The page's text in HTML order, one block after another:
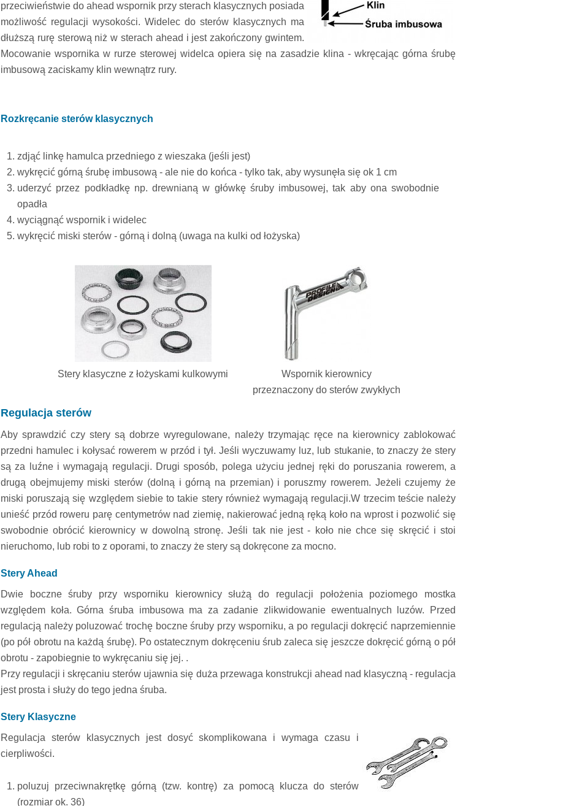
przeciwieństwie do ahead wspornik przy sterach klasycznych posiada
możliwość regulacji wysokości. Widelec do sterów klasycznych ma
dłuższą rurę sterową niż w sterach ahead i jest zakończony gwintem.
Mocowanie wspornika w rurze sterowej widelca opiera się na zasadzie klina - wkręcając górna śrubę
imbusową zaciskamy klin wewnątrz rury.
Rozkręcanie sterów klasycznych
zdjąć linkę hamulca przedniego z wieszaka (jeśli jest)
wykręcić górną śrubę imbusową - ale nie do końca - tylko tak, aby wysunęła się ok 1 cm
uderzyć przez podkładkę np. drewnianą w główkę śruby imbusowej, tak aby ona swobodnie
opadła
wyciągnąć wspornik i widelec
wykręcić miski sterów - górną i dolną (uwaga na kulki od łożyska)
Stery klasyczne z łożyskami kulkowymi
Wspornik kierownicy
przeznaczony do sterów zwykłych
Regulacja sterów
Aby sprawdzić czy stery są dobrze wyregulowane, należy trzymając ręce na kierownicy zablokować
przedni hamulec i kołysać rowerem w przód i tył. Jeśli wyczuwamy luz, lub stukanie, to znaczy że stery
są za luźne i wymagają regulacji. Drugi sposób, polega użyciu jednej ręki do poruszania rowerem, a
drugą obejmujemy miski sterów (dolną i górną na przemian) i poruszmy rowerem. Jeżeli czujemy że
miski poruszają się względem siebie to takie stery również wymagają regulacji.W trzecim teście należy
unieść przód roweru parę centymetrów nad ziemię, nakierować jedną ręką koło na wprost i pozwolić się
swobodnie obrócić kierownicy w dowolną stronę. Jeśli tak nie jest - koło nie chce się skręcić i stoi
nieruchomo, lub robi to z oporami, to znaczy że stery są dokręcone za mocno.
Stery Ahead
Dwie boczne śruby przy wsporniku kierownicy służą do regulacji położenia poziomego mostka
względem koła. Górna śruba imbusowa ma za zadanie zlikwidowanie ewentualnych luzów. Przed
regulacją należy poluzować trochę boczne śruby przy wsporniku, a po regulacji dokręcić naprzemiennie
(po pół obrotu na każdą śrubę). Po ostatecznym dokręceniu śrub zaleca się jeszcze dokręcić górną o pół
obrotu - zapobiegnie to wykręcaniu się jej. .
Przy regulacji i skręcaniu sterów ujawnia się duża przewaga konstrukcji ahead nad klasyczną - regulacja
jest prosta i służy do tego jedna śruba.
Stery Klasyczne
Regulacja sterów klasycznych jest dosyć skomplikowana i wymaga czasu i
cierpliwości.
poluzuj przeciwnakrętkę górną (tzw. kontrę) za pomocą klucza do sterów
(rozmiar ok. 36)